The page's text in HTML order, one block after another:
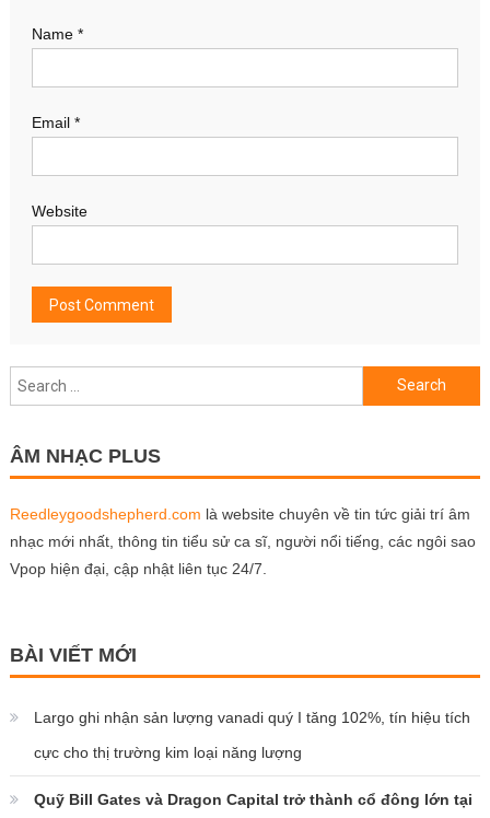
Name *
Email *
Website
Search
for:
ÂM NHẠC PLUS
Reedleygoodshepherd.com là website chuyên về tin tức giải trí âm
nhạc mới nhất, thông tin tiểu sử ca sĩ, người nổi tiếng, các ngôi sao
Vpop hiện đại, cập nhật liên tục 24/7.
BÀI VIẾT MỚI
Largo ghi nhận sản lượng vanadi quý I tăng 102%, tín hiệu tích
cực cho thị trường kim loại năng lượng
Quỹ Bill Gates và Dragon Capital trở thành cổ đông lớn tại